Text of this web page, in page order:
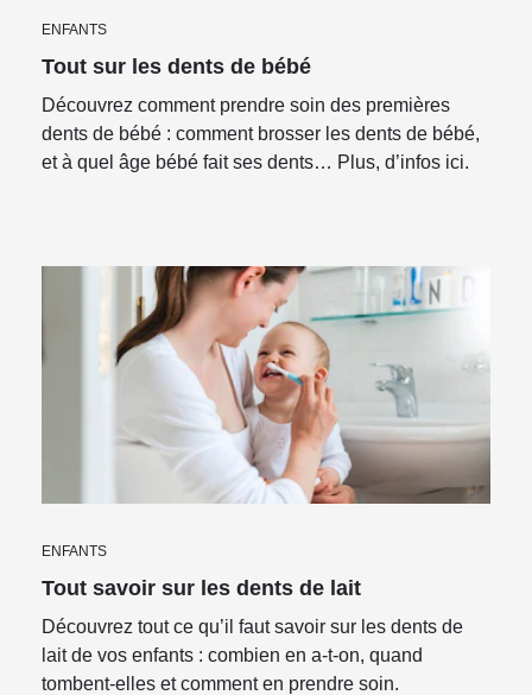
ENFANTS
Tout sur les dents de bébé
Découvrez comment prendre soin des premières
dents de bébé : comment brosser les dents de bébé,
et à quel âge bébé fait ses dents… Plus, d’infos ici.
ENFANTS
Tout savoir sur les dents de lait
Découvrez tout ce qu’il faut savoir sur les dents de
lait de vos enfants : combien en a-t-on, quand
tombent-elles et comment en prendre soin.